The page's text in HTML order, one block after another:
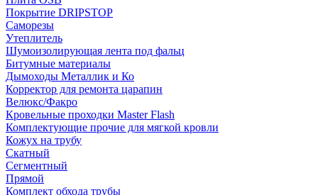
Покрытие DRIPSTOP
Саморезы
Утеплитель
Шумоизолирующая лента под фальц
Битумные материалы
Дымоходы Металлик и Ко
Корректор для ремонта царапин
Велюкс/Факро
Кровельные проходки Master Flash
Комплектующие прочие для мягкой кровли
Кожух на трубу
Скатный
Сегментный
Прямой
Комплект обхода трубы